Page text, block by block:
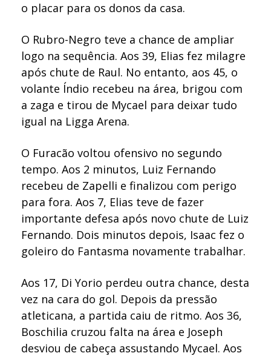
o placar para os donos da casa.
O Rubro-Negro teve a chance de ampliar
logo na sequência. Aos 39, Elias fez milagre
após chute de Raul. No entanto, aos 45, o
volante Índio recebeu na área, brigou com
a zaga e tirou de Mycael para deixar tudo
igual na Ligga Arena.
O Furacão voltou ofensivo no segundo
tempo. Aos 2 minutos, Luiz Fernando
recebeu de Zapelli e finalizou com perigo
para fora. Aos 7, Elias teve de fazer
importante defesa após novo chute de Luiz
Fernando. Dois minutos depois, Isaac fez o
goleiro do Fantasma novamente trabalhar.
Aos 17, Di Yorio perdeu outra chance, desta
vez na cara do gol. Depois da pressão
atleticana, a partida caiu de ritmo. Aos 36,
Boschilia cruzou falta na área e Joseph
desviou de cabeça assustando Mycael. Aos